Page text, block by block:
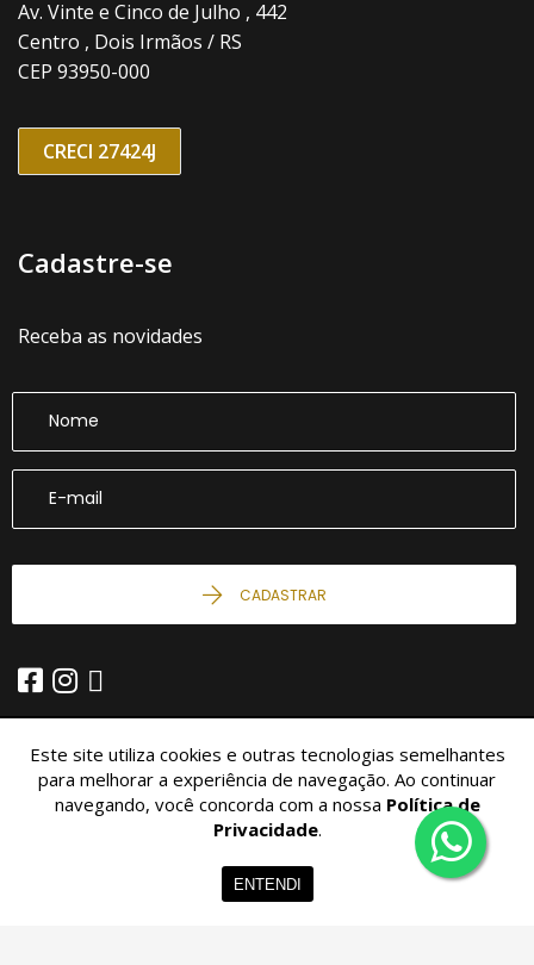
Imóveis Menu
Av. Vinte e Cinco de Julho , 442
Centro , Dois Irmãos / RS
CEP 93950-000
CRECI 27424J
Cadastre-se
Receba as novidades
CADASTRAR
© 2026 - Imobiliária São Miguel - 10.426.034/0001-04 -Todos os
Direitos Reservados.
Este site utiliza cookies e outras tecnologias semelhantes
para melhorar a experiência de navegação. Ao continuar
navegando, você concorda com a nossa Política de
Privacidade.
ENTENDI